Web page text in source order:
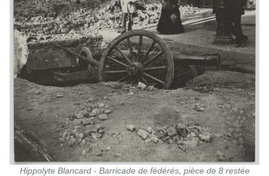
Hippolyte Blancard - Barricade de fédérés, pièce de 8 restée